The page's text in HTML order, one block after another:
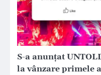
S-a anunțat
la vânzare primele